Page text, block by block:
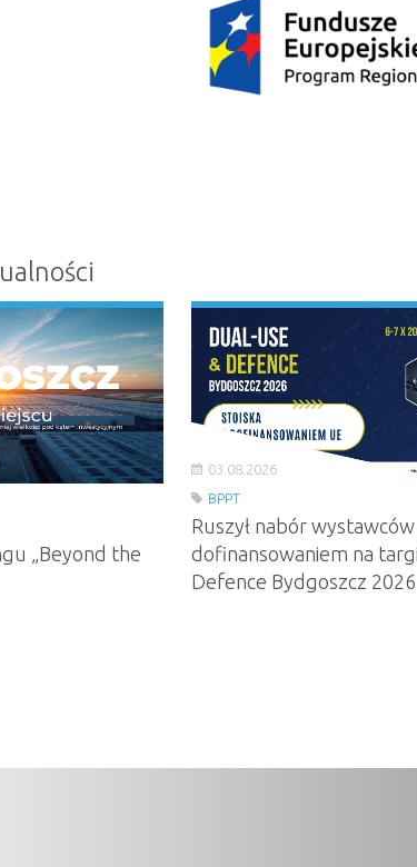
„Beyond the
03.08.2026
BPPT
Ruszył nabór wystawców
dofinansowaniem na
Defence Bydgoszcz 2026